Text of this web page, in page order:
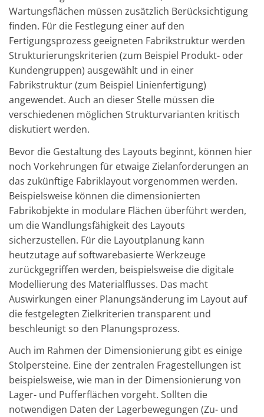
Wartungsflächen müssen zusätzlich Berücksichtigung
finden. Für die Festlegung einer auf den
Fertigungsprozess geeigneten Fabrikstruktur werden
Strukturierungskriterien (zum Beispiel Produkt- oder
Kundengruppen) ausgewählt und in einer
Fabrikstruktur (zum Beispiel Linienfertigung)
angewendet. Auch an dieser Stelle müssen die
verschiedenen möglichen Strukturvarianten kritisch
diskutiert werden.
Bevor die Gestaltung des Layouts beginnt, können hier
noch Vorkehrungen für etwaige Zielanforderungen an
das zukünftige Fabriklayout vorgenommen werden.
Beispielsweise können die dimensionierten
Fabrikobjekte in modulare Flächen überführt werden,
um die Wandlungsfähigkeit des Layouts
sicherzustellen. Für die Layoutplanung kann
heutzutage auf softwarebasierte Werkzeuge
zurückgegriffen werden, beispielsweise die digitale
Modellierung des Materialflusses. Das macht
Auswirkungen einer Planungsänderung im Layout auf
die festgelegten Zielkriterien transparent und
beschleunigt so den Planungsprozess.
Auch im Rahmen der Dimensionierung gibt es einige
Stolpersteine. Eine der zentralen Fragestellungen ist
beispielsweise, wie man in der Dimensionierung von
Lager- und Pufferflächen vorgeht. Sollten die
notwendigen Daten der Lagerbewegungen (Zu- und